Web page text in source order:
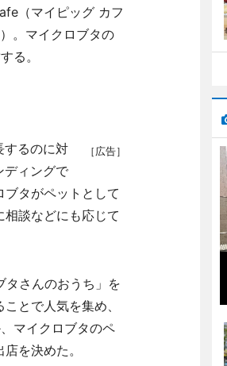
（マイピッグ カフ
。マイクロブタの
る。
［広告］
るのに対
ディングで
タがペットとして
談などにも応じて
さんのおうち」を
とで人気を集め、
マイクロブタのペ
を決めた。